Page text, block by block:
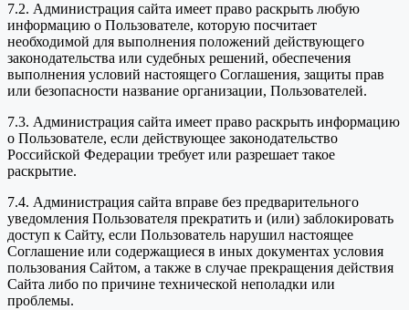
7.2. Администрация сайта имеет право раскрыть любую
информацию о Пользователе, которую посчитает
необходимой для выполнения положений действующего
законодательства или судебных решений, обеспечения
выполнения условий настоящего Соглашения, защиты прав
или безопасности название организации, Пользователей.
7.3. Администрация сайта имеет право раскрыть информацию
о Пользователе, если действующее законодательство
Российской Федерации требует или разрешает такое
раскрытие.
7.4. Администрация сайта вправе без предварительного
уведомления Пользователя прекратить и (или) заблокировать
доступ к Сайту, если Пользователь нарушил настоящее
Соглашение или содержащиеся в иных документах условия
пользования Сайтом, а также в случае прекращения действия
Сайта либо по причине технической неполадки или
проблемы.